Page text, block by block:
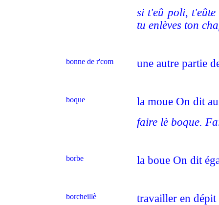
si t'eû poli,
tu enlèves ton
bonne de r'com une autre partie
boque
la moue On dit
faire lè boque.
borbe la boue On dit
borcheillè travailler en